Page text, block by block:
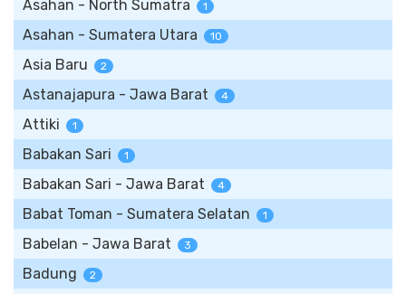
Asahan - North Sumatra 1
Asahan - Sumatera Utara 10
Asia Baru 2
Astanajapura - Jawa Barat 4
Attiki 1
Babakan Sari 1
Babakan Sari - Jawa Barat 4
Babat Toman - Sumatera Selatan 1
Babelan - Jawa Barat 3
Badung 2